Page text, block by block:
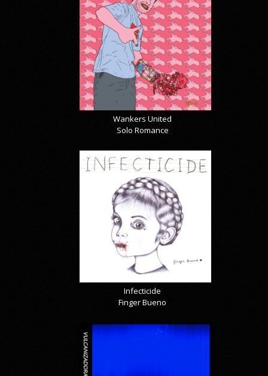
Wankers United
Solo Romance
Infecticide
Finger Bueno